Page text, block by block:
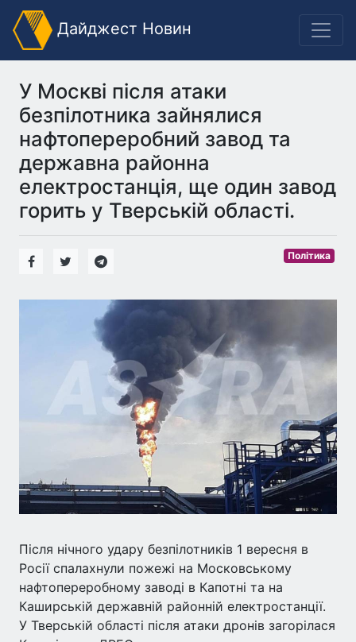
Дайджест Новин
У Москві після атаки
безпілотника зайнялися
нафтопереробний завод та
державна районна
електростанція, ще один завод
горить у Тверській області.
Політика
Після нічного удару безпілотників 1 вересня в
Росії спалахнули пожежі на Московському
нафтопереробному заводі в Капотні та на
Каширській державній районній електростанції.
У Тверській області після атаки дронів загорілася